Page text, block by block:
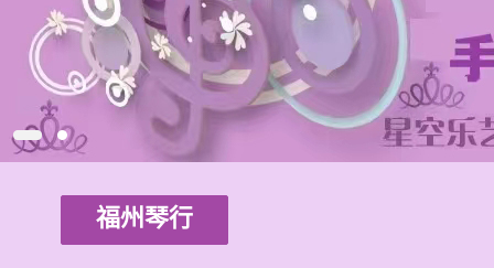
福州琴行